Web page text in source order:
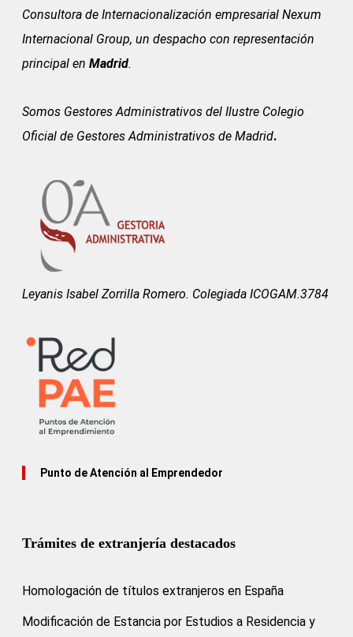
Consultora de Internacionalización empresarial Nexum
Internacional Group, un despacho con representación
principal en Madrid.
Somos Gestores Administrativos del Ilustre Colegio
Oficial de Gestores Administrativos de Madrid.
Leyanis Isabel Zorrilla Romero. Colegiada ICOGAM.3784
Punto de Atención al Emprendedor
Trámites de extranjería destacados
Homologación de títulos extranjeros en España
Modificación de Estancia por Estudios a Residencia y